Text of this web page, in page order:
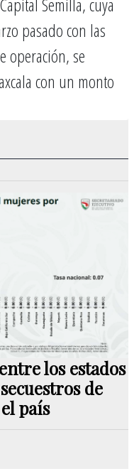
pasado con las
operación, se
con un monto
los estados
de
país